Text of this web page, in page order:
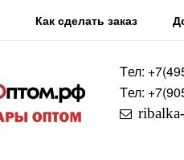
Как сделать заказ
Tел: +7
Tел: +7